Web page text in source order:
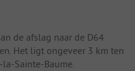
de afslag naar de D64
Het ligt ongeveer 3 km ten
Sainte-Baume.